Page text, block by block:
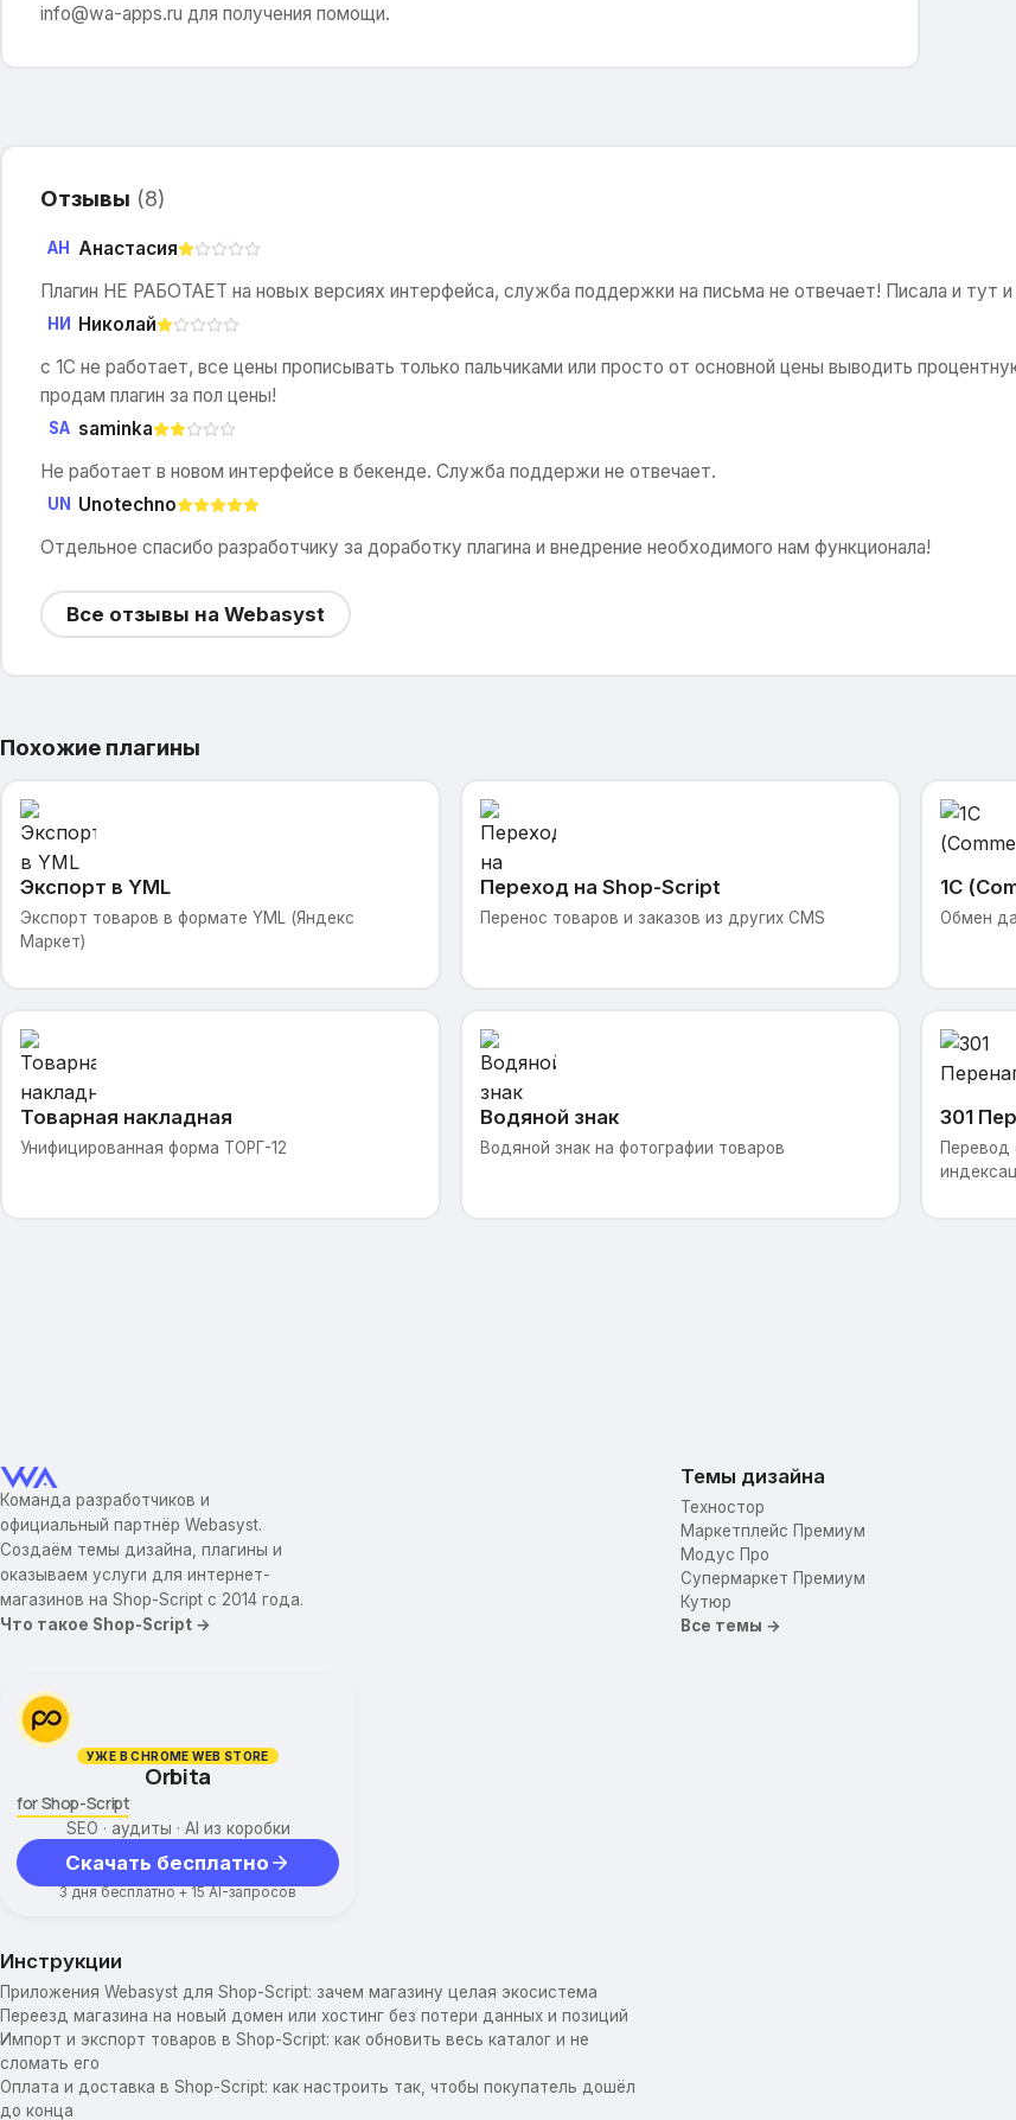
info@wa-apps.ru для получения помощи.
Отзывы (8)
АН Анастасия
Плагин НЕ РАБОТАЕТ на новых версиях интерфейса, служба поддержки на письма не отвечает! Писала и тут и
НИ Николай
с 1С не работает, все цены прописывать только пальчиками или просто от основной цены выводить
продам плагин за пол цены!
SA saminka
Не работает в новом интерфейсе в бекенде. Служба поддержи не отвечает.
UN Unotechno
Отдельное спасибо разработчику за доработку плагина и внедрение необходимого нам функционала!
Все отзывы на Webasyst
Похожие плагины
Экспорт в YML
Экспорт товаров в формате YML (Яндекс
Маркет)
Переход на Shop-Script
Перенос товаров и заказов из других CMS
1С
Обмен
Товарная накладная
Унифицированная форма ТОРГ-12
Водяной знак
Водяной знак на фотографии товаров
301
Перевод
Команда разработчиков и
официальный партнёр Webasyst.
Создаём темы дизайна, плагины и
оказываем услуги для интернет-
магазинов на Shop-Script с 2014 года.
Что такое Shop-Script →
УЖЕ В CHROME WEB STORE
Orbita
for Shop-Script
SEO · аудиты · AI из коробки
Скачать бесплатно
3 дня бесплатно + 15 AI-запросов
Темы дизайна
Техностор
Маркетплейс Премиум
Модус Про
Супермаркет Премиум
Кутюр
Все темы →
Инструкции
Приложения Webasyst для Shop-Script: зачем магазину целая экосистема
Переезд магазина на новый домен или хостинг без потери данных и позиций
Импорт и экспорт товаров в Shop-Script: как обновить весь каталог и не
сломать его
Оплата и доставка в Shop-Script: как настроить так, чтобы покупатель дошёл
до конца